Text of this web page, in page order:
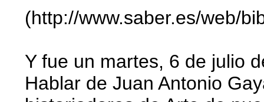
(http://www.saber.es/web/
Y fue un martes, 6 de julio
Hablar de Juan Antonio